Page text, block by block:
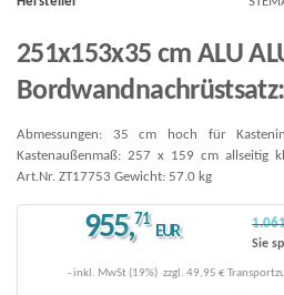
251x153x35 cm ALU
Abmessungen: 35 cm hoch für
Kastenaußenmaß: 257 x 159 cm allseitig
Art.Nr. ZT17753 Gewicht: 57.0 kg
955,71
EUR
Sie
- inkl. MwSt (19%) zzgl. 49,95 €